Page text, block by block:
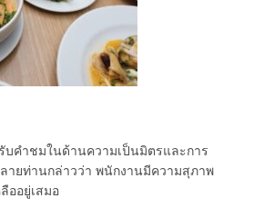
บคำชมในด้านความเป็นมิตรและการ
ายท่านกล่าวว่า พนักงานมีความสุภาพ
ออยู่เสมอ